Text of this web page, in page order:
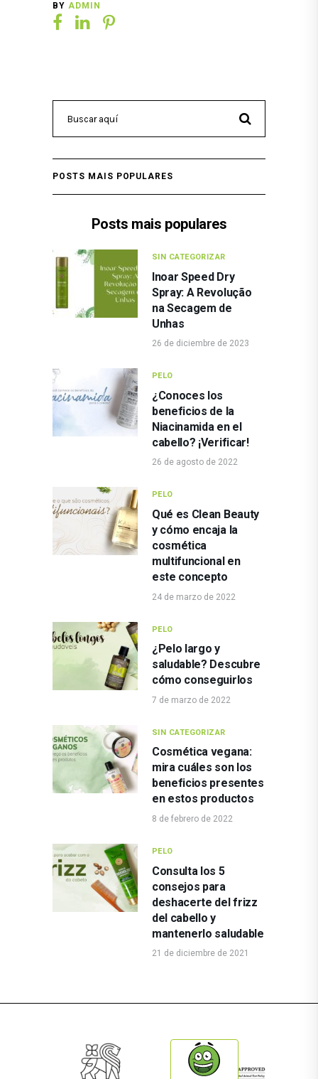
BY ADMIN
POSTS MAIS POPULARES
Posts mais populares
SIN CATEGORIZAR
Inoar Speed Dry
Spray: A Revolução
na Secagem de
Unhas
26 de diciembre de 2023
PELO
¿Conoces los
beneficios de la
Niacinamida en el
cabello? ¡Verificar!
26 de agosto de 2022
PELO
Qué es Clean Beauty
y cómo encaja la
cosmética
multifuncional en
este concepto
24 de marzo de 2022
PELO
¿Pelo largo y
saludable? Descubre
cómo conseguirlos
7 de marzo de 2022
SIN CATEGORIZAR
Cosmética vegana:
mira cuáles son los
beneficios presentes
en estos productos
8 de febrero de 2022
PELO
Consulta los 5
consejos para
deshacerte del frizz
del cabello y
mantenerlo saludable
21 de diciembre de 2021